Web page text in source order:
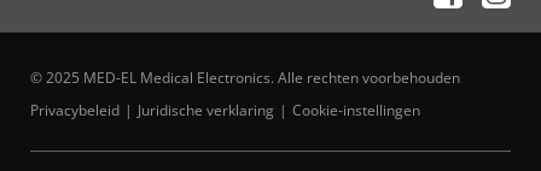
© 2025 MED-EL Medical Electronics. Alle rechten voorbehouden
Privacybeleid
Juridische verklaring Cookie-instellingen